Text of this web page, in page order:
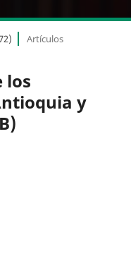
Artículos
los
y